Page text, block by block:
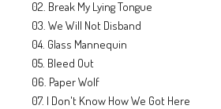
02. Break My Lying Tongue
03. We Will Not Disband
04. Glass Mannequin
05. Bleed Out
06. Paper Wolf
07. I Don't Know How We Got Here